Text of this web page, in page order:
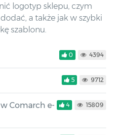
logotyp sklepu, czym
a także jak w szybki
szablonu.
0 4394
5 9712
Comarch e-
4 15809